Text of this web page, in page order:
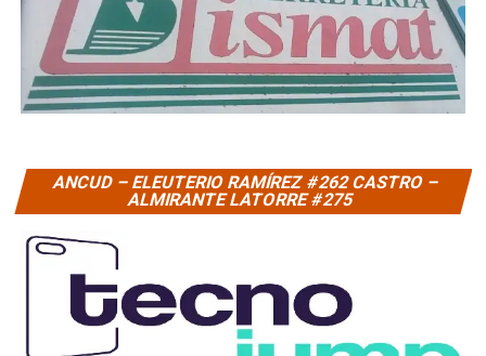
ANCUD – ELEUTERIO RAMÍREZ #262 CASTRO –
ALMIRANTE LATORRE #275